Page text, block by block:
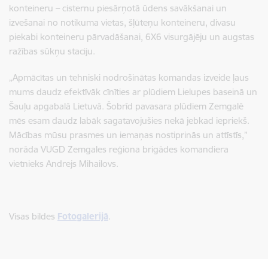
konteineru – cisternu piesārņotā ūdens savākšanai un
izvešanai no notikuma vietas, šļūteņu konteineru, divasu
piekabi konteineru pārvadāšanai, 6X6 visurgājēju un augstas
ražības sūkņu staciju.
„Apmācītas un tehniski nodrošinātas komandas izveide ļaus
mums daudz efektīvāk cīnīties ar plūdiem Lielupes baseinā un
Šauļu apgabalā Lietuvā. Šobrīd pavasara plūdiem Zemgalē
mēs esam daudz labāk sagatavojušies nekā jebkad iepriekš.
Mācības mūsu prasmes un iemaņas nostiprinās un attīstīs,”
norāda VUGD Zemgales reģiona brigādes komandiera
vietnieks Andrejs Mihailovs.
Visas bildes Fotogalerijā.